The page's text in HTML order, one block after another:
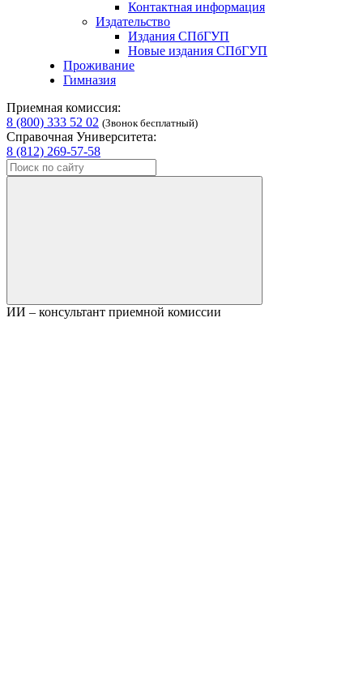
Контактная информация
Издательство
Издания СПбГУП
Новые издания СПбГУП
Проживание
Гимназия
Приемная комиссия:
8 (800) 333 52 02 (Звонок бесплатный)
Справочная Университета:
8 (812) 269-57-58
ИИ – консультант приемной комиссии